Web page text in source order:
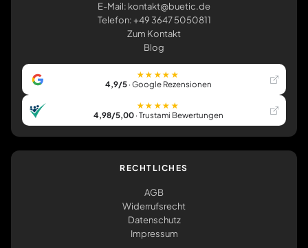
E-Mail: kontakt@buetic.de
Telefon: +49 3647 5050811
Zum Kontakt
Blog
★★★★★
4,9/5· Google Rezensionen
★★★★★
4,98/5,00· Trustami Bewertungen
RECHTLICHES
AGB
Widerrufsrecht
Datenschutz
Impressum